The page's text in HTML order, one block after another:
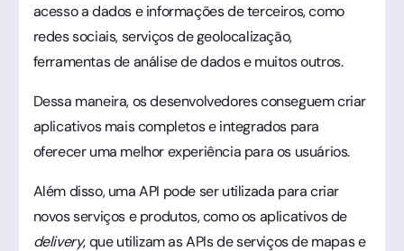
acesso a dados e informações de terceiros, como
redes sociais, serviços de geolocalização,
ferramentas de análise de dados e muitos outros.
Dessa maneira, os desenvolvedores conseguem criar
aplicativos mais completos e integrados para
oferecer uma melhor experiência para os usuários.
Além disso, uma API pode ser utilizada para criar
novos serviços e produtos, como os aplicativos de
delivery, que utilizam as APIs de serviços de mapas e